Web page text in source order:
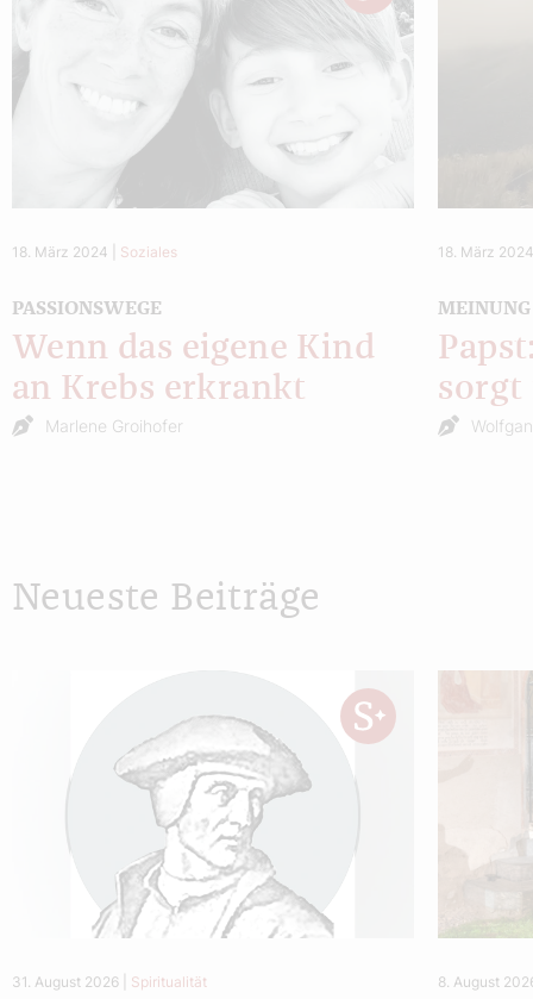
18. März 2024 Soziales
PASSIONSWEGE
Wenn das eigene Kind
an Krebs erkrankt
Marlene Groihofer
18. März
MEINUNG
sorgt
Neueste Beiträge
31. August 2026 Spiritualität 8. August